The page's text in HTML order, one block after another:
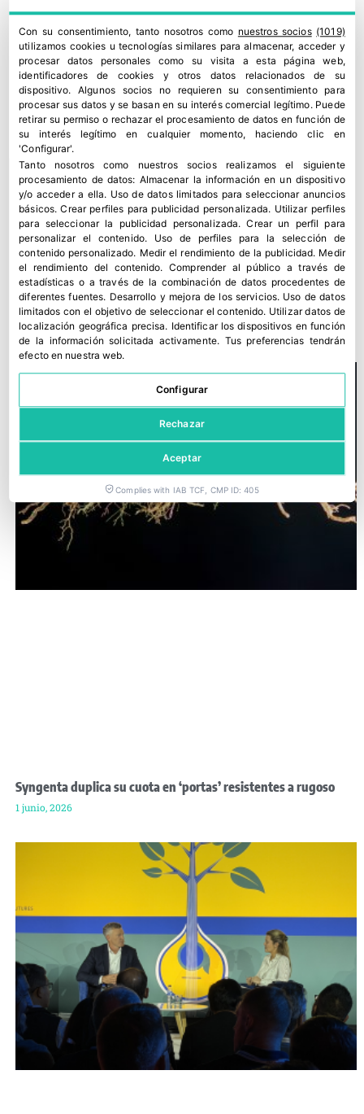
De la conquista del melón temprano al asalto de La Mancha
1 junio, 2026
Syngenta duplica su cuota en ‘portas’ resistentes a rugoso
1 junio, 2026
Con su consentimiento, tanto nosotros como nuestros socios (1019)
utilizamos cookies u tecnologías similares para almacenar, acceder y
procesar datos personales como su visita a esta página web,
identificadores de cookies y otros datos relacionados de su
dispositivo. Algunos socios no requieren su consentimiento para
procesar sus datos y se basan en su interés comercial legítimo. Puede
retirar su permiso o rechazar el procesamiento de datos en función de
su interés legítimo en cualquier momento, haciendo clic en
'Configurar'.
Tanto nosotros como nuestros socios realizamos el siguiente
procesamiento de datos: Almacenar la información en un dispositivo
y/o acceder a ella. Uso de datos limitados para seleccionar anuncios
básicos.Crear perfiles para publicidad personalizada. Utilizar perfiles
para seleccionar la publicidad personalizada.Crear un perfil para
personalizar el contenido. Uso de perfiles para la selección de
contenido personalizado. Medir el rendimiento de la publicidad. Medir
el rendimiento del contenido.Comprender al público a través de
estadísticas o a través de la combinación de datos procedentes de
diferentes fuentes. Desarrollo y mejora de los servicios. Uso de datos
limitados con el objetivo de seleccionar el contenido. Utilizar datos de
localización geográfica precisa. Identificar los dispositivos en función
de la información solicitada activamente. Tus preferencias tendrán
efecto en nuestra web.
Configurar
Rechazar
Aceptar
Complies with IAB TCF, CMP ID: 405